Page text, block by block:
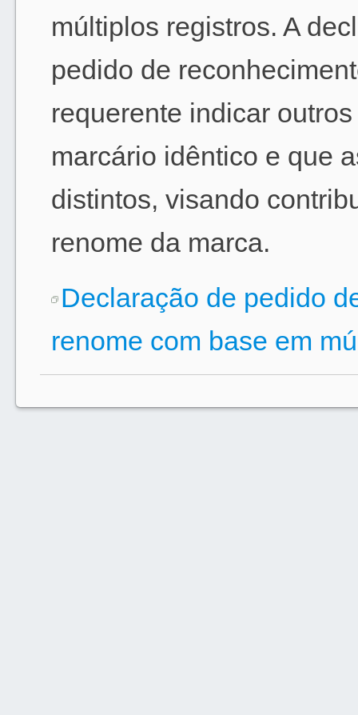
múltiplos registros. A
pedido de
requerente indicar
marcário idêntico e que
distintos, visando
renome da marca.
Declaração de pedido
renome com base em